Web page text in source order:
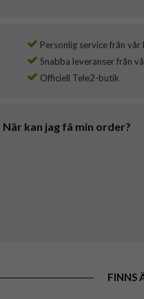
Personlig service från
Snabba leveranser från
Officiell Tele2-butik
När kan jag få min order?
FINNS